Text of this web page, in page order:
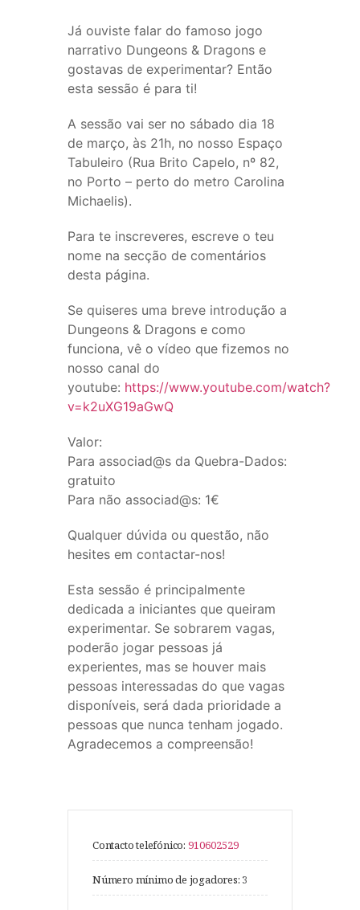
Já ouviste falar do famoso jogo
narrativo Dungeons & Dragons e
gostavas de experimentar? Então
esta sessão é para ti!
A sessão vai ser no sábado dia 18
de março, às 21h, no nosso Espaço
Tabuleiro (Rua Brito Capelo, nº 82,
no Porto – perto do metro Carolina
Michaelis).
Para te inscreveres, escreve o teu
nome na secção de comentários
desta página.
Se quiseres uma breve introdução a
Dungeons & Dragons e como
funciona, vê o vídeo que fizemos no
nosso canal do
youtube: https://www.youtube.com/watch?
v=k2uXG19aGwQ
Valor:
Para associad@s da Quebra-Dados:
gratuito
Para não associad@s: 1€
Qualquer dúvida ou questão, não
hesites em contactar-nos!
Esta sessão é principalmente
dedicada a iniciantes que queiram
experimentar. Se sobrarem vagas,
poderão jogar pessoas já
experientes, mas se houver mais
pessoas interessadas do que vagas
disponíveis, será dada prioridade a
pessoas que nunca tenham jogado.
Agradecemos a compreensão!
Contacto telefónico: 910602529
Número mínimo de jogadores:3